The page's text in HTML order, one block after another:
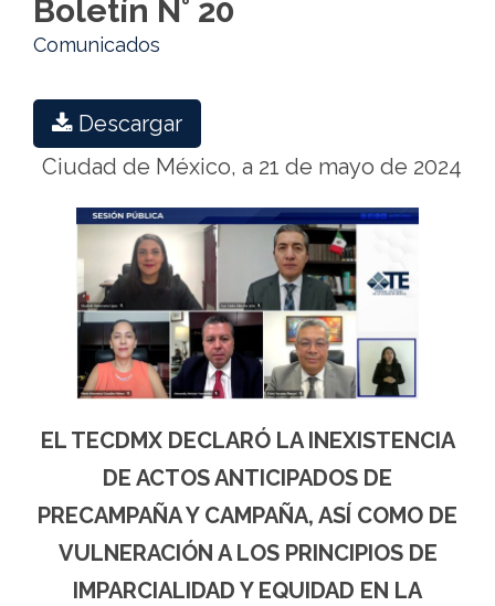
Boletín N° 20
Comunicados
Descargar
Ciudad de México, a 21 de mayo de 2024
EL TECDMX DECLARÓ LA INEXISTENCIA
DE ACTOS ANTICIPADOS DE
PRECAMPAÑA Y CAMPAÑA, ASÍ COMO DE
VULNERACIÓN A LOS PRINCIPIOS DE
IMPARCIALIDAD Y EQUIDAD EN LA